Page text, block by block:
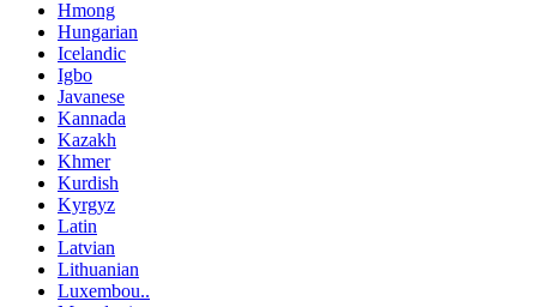
Hmong
Hungarian
Icelandic
Igbo
Javanese
Kannada
Kazakh
Khmer
Kurdish
Kyrgyz
Latin
Latvian
Lithuanian
Luxembou..